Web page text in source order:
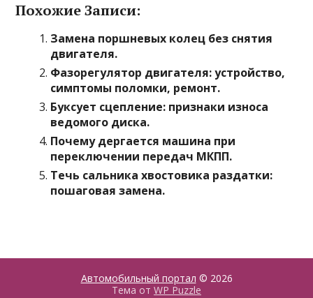
Похожие Записи:
Замена поршневых колец без снятия
двигателя.
Фазорегулятор двигателя: устройство,
симптомы поломки, ремонт.
Буксует сцепление: признаки износа
ведомого диска.
Почему дергается машина при
переключении передач МКПП.
Течь сальника хвостовика раздатки:
пошаговая замена.
Автомобильный портал © 2026
Тема от WP Puzzle